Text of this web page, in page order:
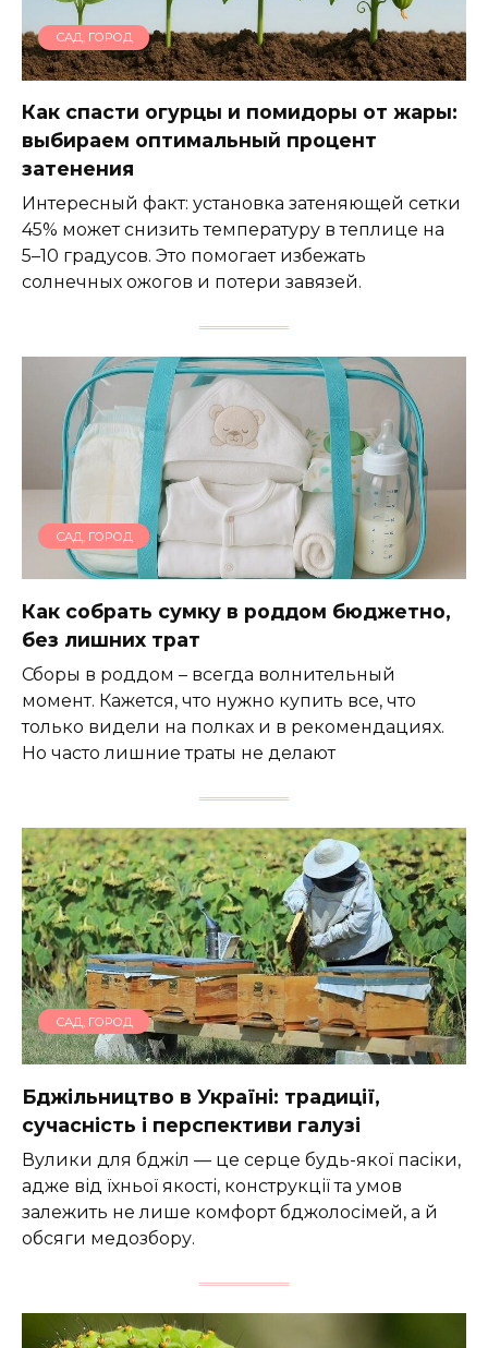
САД, ГОРОД
Как спасти огурцы и помидоры от жары:
выбираем оптимальный процент
затенения
Интересный факт: установка затеняющей сетки
45% может снизить температуру в теплице на
5–10 градусов. Это помогает избежать
солнечных ожогов и потери завязей.
САД, ГОРОД
Как собрать сумку в роддом бюджетно,
без лишних трат
Сборы в роддом – всегда волнительный
момент. Кажется, что нужно купить все, что
только видели на полках и в рекомендациях.
Но часто лишние траты не делают
САД, ГОРОД
Бджільництво в Україні: традиції,
сучасність і перспективи галузі
Вулики для бджіл — це серце будь-якої пасіки,
адже від їхньої якості, конструкції та умов
залежить не лише комфорт бджолосімей, а й
обсяги медозбору.